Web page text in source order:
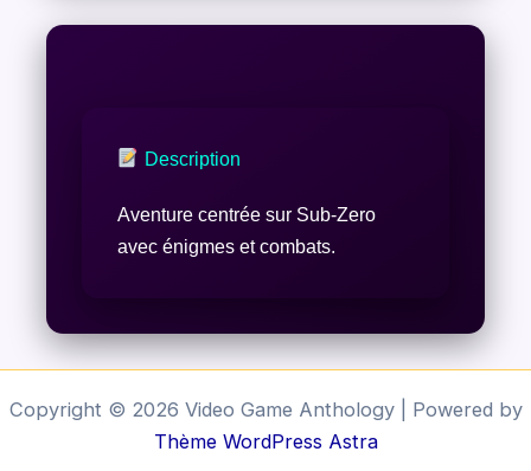
Description
Aventure centrée sur Sub-Zero
avec énigmes et combats.
Copyright © 2026 Video Game Anthology | Powered by
Thème WordPress Astra